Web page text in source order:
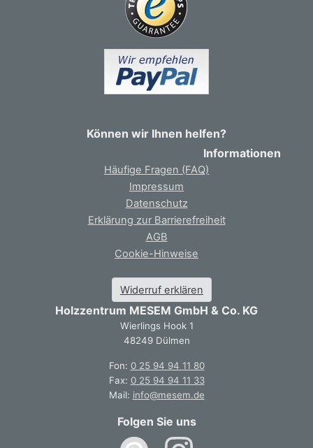
Können wir Ihnen helfen?
Informationen
Häufige Fragen (FAQ)
Impressum
Datenschutz
Erklärung zur Barrierefreiheit
AGB
Cookie-Hinweise
Widerruf erklären
Holzzentrum MESEM GmbH & Co. KG
Wierlings Hook 1
48249 Dülmen
Fon: 0 25 94 94 11 80
Fax: 0 25 94 94 11 33
Mail: info@mesem.de
Folgen Sie uns